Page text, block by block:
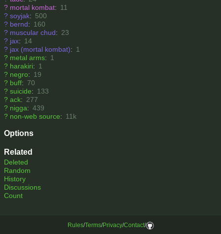
? mortal kombat: 11
? soyjak: 500
? bernd: 160
? muscular chud: 23
? jax: 14
? jax (mortal kombat): 1
? metal arms: 1
? harakiri: 1
? negro: 19
? buff: 70
? suicide: 133
? ack: 277
? nigga: 439
? non-web source: 11k
Options
Related
Deleted
Random
History
Discussions
Count
Rules/Terms/Privacy/Contact/